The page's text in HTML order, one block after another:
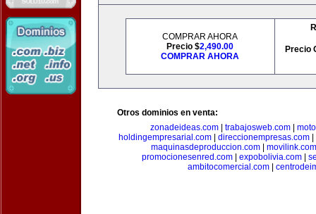
COMPRAR AHORA
Precio $2,490.00
COMPRAR AHORA
Precio
Otros dominios en venta:
zonadeideas.com
trabajosweb.com
holdingempresarial.com
direccionempresas.com
maquinasdeproduccion.com
movilink.com
promocionesenred.com| expobolivia.com|
ambitocomercial.com